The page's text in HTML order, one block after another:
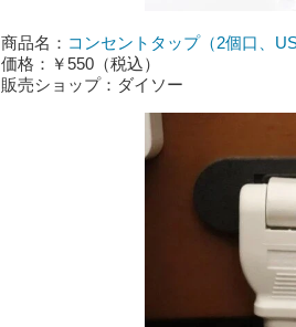
商品名： コンセントタップ（2個口、
価格：￥550（税込）
販売ショップ：ダイソー